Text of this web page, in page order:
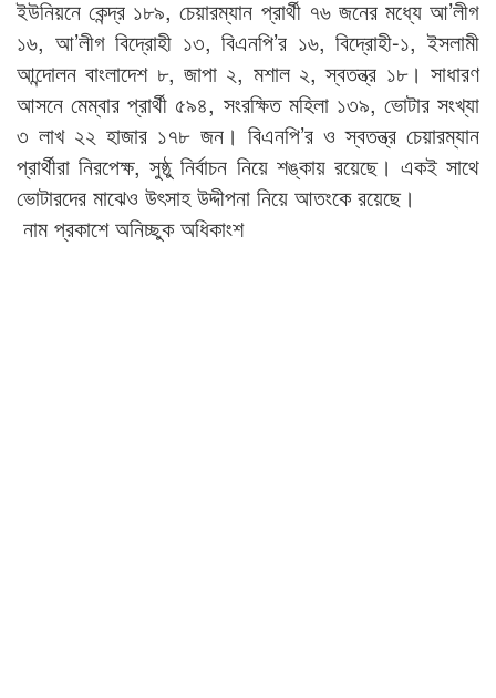
ইউনিয়নে কেন্দ্র ১৮৯, চেয়ারম্যান প্রার্থী ৭৬ জনের মধ্যে আ’লীগ
১৬, আ’লীগ বিদ্রোহী ১৩, বিএনপি’র ১৬, বিদ্রোহী-১, ইসলামী
আন্দোলন বাংলাদেশ ৮, জাপা ২, মশাল ২, স্বতন্ত্র ১৮। সাধারণ
আসনে মেম্বার প্রার্থী ৫৯৪, সংরক্ষিত মহিলা ১৩৯, ভোটার সংখ্যা
৩ লাখ ২২ হাজার ১৭৮ জন। বিএনপি’র ও স্বতন্ত্র চেয়ারম্যান
প্রার্থীরা নিরপেক্ষ, সুষ্ঠু নির্বাচন নিয়ে শঙ্কায় রয়েছে। একই সাথে
ভোটারদের মাঝেও উৎসাহ উদ্দীপনা নিয়ে আতংকে রয়েছে।
নাম প্রকাশে অনিচ্ছুক অধিকাংশ